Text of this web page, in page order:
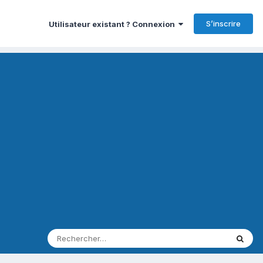
Utilisateur existant ? Connexion S’inscrire